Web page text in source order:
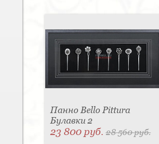
Панно Bello Pittura
Булавки 2
23 800 руб.28 560 руб.